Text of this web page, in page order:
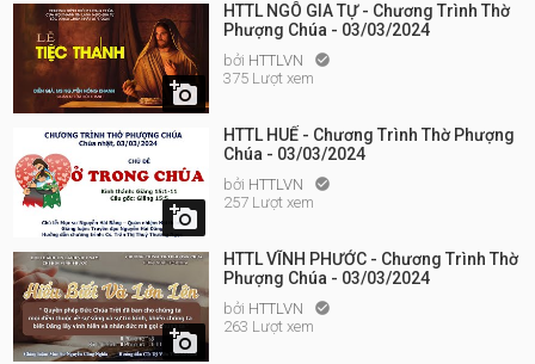

HTTL NGÔ GIA TỰ - Chương Trình Thờ
Phượng Chúa - 03/03/2024
bởi HTTLVN 
375 Lượt xem

HTTL HUẾ - Chương Trình Thờ Phượng
Chúa - 03/03/2024
bởi HTTLVN 
257 Lượt xem

HTTL VĨNH PHƯỚC - Chương Trình Thờ
Phượng Chúa - 03/03/2024
bởi HTTLVN 
263 Lượt xem